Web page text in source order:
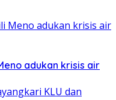
adukan krisis air